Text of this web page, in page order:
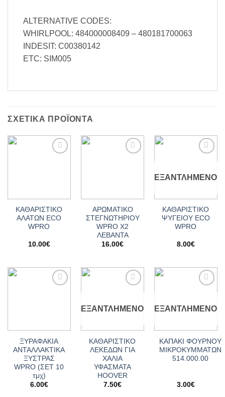
ALTERNATIVE CODES:
WHIRLPOOL: 484000008409 – 480181700063
INDESIT: C00380142
ETC: SIM005
ΣΧΕΤΙΚΆ ΠΡΟΪΌΝΤΑ
ΚΑΘΑΡΙΣΤΙΚΟ
ΑΛΑΤΩΝ ECO
WPRO
10.00€
ΑΡΩΜΑΤΙΚΟ
ΣΤΕΓΝΩΤΗΡΙΟΥ
WPRO X2
ΛΕΒΑΝΤΑ
16.00€
ΕΞΑΝΤΛΗΜΈΝΟ
ΚΑΘΑΡΙΣΤΙΚΟ
ΨΥΓΕΙΟΥ ECO
WPRO
8.00€
ΞΥΡΑΦΑΚΙΑ
ΑΝΤΑΛΛΑΚΤΙΚΑ
ΞΥΣΤΡΑΣ
WPRO (ΣΕΤ 10
τμχ)
6.00€
ΕΞΑΝΤΛΗΜΈΝΟ
ΚΑΘΑΡΙΣΤΙΚΟ
ΛΕΚΕΔΩΝ ΓΙΑ
ΧΑΛΙΑ
ΥΦΑΣΜΑΤΑ
HOOVER
7.50€
ΕΞΑΝΤΛΗΜΈΝΟ
ΚΑΠΑΚΙ ΦΟΥΡΝΟΥ
ΜΙΚΡΟΚΥΜΜΑΤΩΝ
514.000.00
3.00€